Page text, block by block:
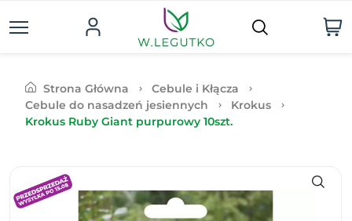
Strona Główna
Cebule i Kłącza
Cebule do nasadzeń jesiennych
Krokus
Krokus Ruby Giant purpurowy 10szt.